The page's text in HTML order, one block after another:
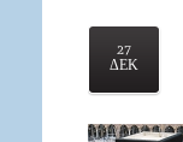
27
ΔΕΚ